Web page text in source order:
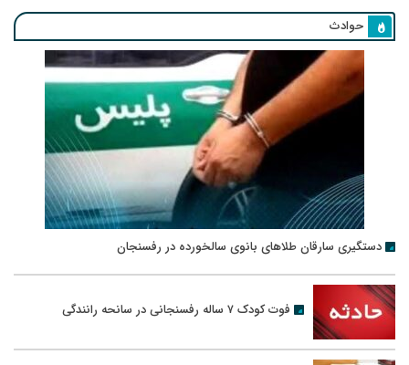
حوادث
دستگیری سارقان طلاهای بانوی سالخورده در رفسنجان
فوت کودک ۷ ساله رفسنجانی در سانحه رانندگی